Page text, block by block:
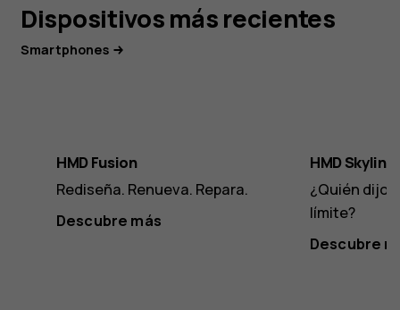
Dispositivos más recientes
Smartphones
HMD Fusion
Rediseña. Renueva. Repara.
Descubre más
HMD Skyline
¿Quién dijo
límite?
Descubre